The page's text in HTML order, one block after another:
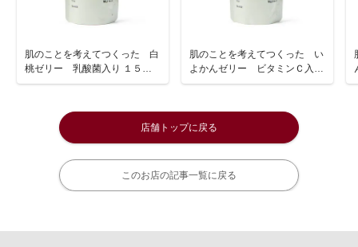
肌のことを考えてつくった 白
桃ゼリー 乳酸菌入り １５０
ｇ
肌のことを考えてつくった い
よかんゼリー ビタミンＣ入り
１５０ｇ
店舗トップに戻る
このお店の記事一覧に戻る